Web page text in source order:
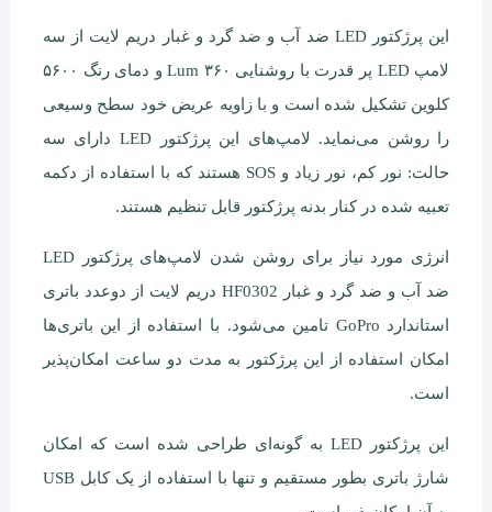
این پرژکتور LED ضد آب و ضد گرد و غبار دریم لایت از سه
لامپ LED پر قدرت با روشنایی ۳۶۰ Lum و دمای رنگ ۵۶۰۰
کلوین تشکیل شده است و با زاویه عریض خود سطح وسیعی
را روشن می‌نماید. لامپ‌های این پرژکتور LED دارای سه
حالت: نور کم، نور زیاد و SOS هستند که با استفاده از دکمه
تعبیه شده در کنار بدنه پرژکتور قابل تنظیم هستند.
انرژی مورد نیاز برای روشن شدن لامپ‌های پرژکتور LED
ضد آب و ضد گرد و غبار HF0302 دریم لایت از دوعدد باتری
استاندارد GoPro تامین می‌شود. با استفاده از این باتری‌ها
امکان استفاده از این پرژکتور به مدت دو ساعت امکان‌پذیر
است.‌
این پرژکتور LED به گونه‌ای طراحی شده است که امکان
شارژ باتری بطور مستقیم و تنها با استفاده از یک کابل USB